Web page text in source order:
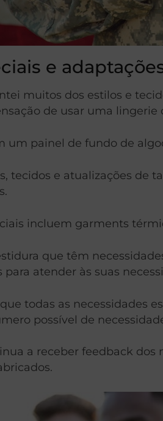
e
muitos dos estilos e
de usar uma
um painel de fundo de
tecidos e atualizações de
incluem garments
que têm
atender às suas
todas as necessidades
possível de
a receber feedback